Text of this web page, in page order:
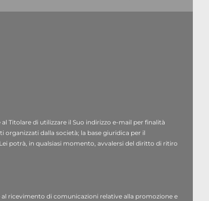
e-mail, numero di telefono) da Lei
e assistenza” del sito web del Titolare
o servizi, promozioni o inviti a eventi
Titolare di utilizzare il Suo indirizzo e-mail per finalità
dalla società; la base giuridica per il
potrà, in qualsiasi momento, avvalersi del diritto di ritiro
ricevimento di comunicazioni relative alla promozione e